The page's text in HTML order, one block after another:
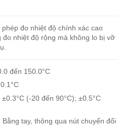
đo nhiệt độ chính xác cao
đo nhiệt độ rộng mà không lo bị vỡ
đến 150.0°C
(-20 đến 90°C); ±0.5°C
tay, thông qua nút chuyển đổi